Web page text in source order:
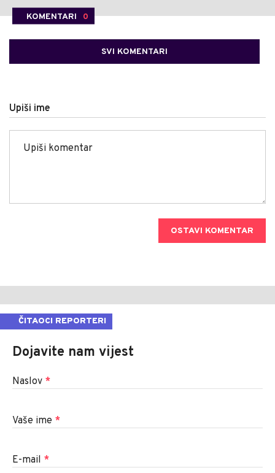
KOMENTARI 0
SVI KOMENTARI
Upiši ime
OSTAVI KOMENTAR
ČITAOCI REPORTERI
Dojavite nam vijest
Naslov *
Vaše ime *
E-mail *